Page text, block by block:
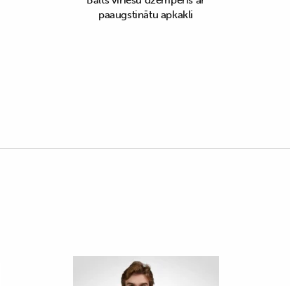
paaugstinātu apkakli